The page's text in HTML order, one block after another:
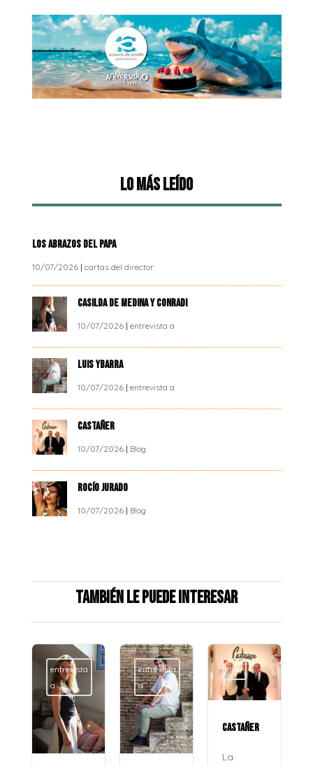
Lo más leído
LOS ABRAZOS DEL PAPA
10/07/2026| cartas del director
CASILDA DE MEDINA Y CONRADI
10/07/2026| entrevista a
LUIS YBARRA
10/07/2026| entrevista a
CASTAÑER
10/07/2026| Blog
ROCÍO JURADO
10/07/2026| Blog
También le puede interesar
entrevista
a
entrevista
a
Blog
CASTAÑER
La